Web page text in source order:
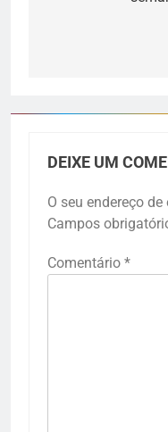
DEIXE UM
O seu endereço
Campos
Comentário *